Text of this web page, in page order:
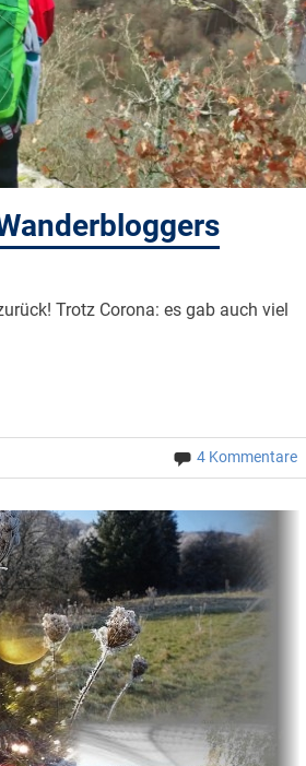
Trotz Corona: es gab auch viel
4 Kommentare